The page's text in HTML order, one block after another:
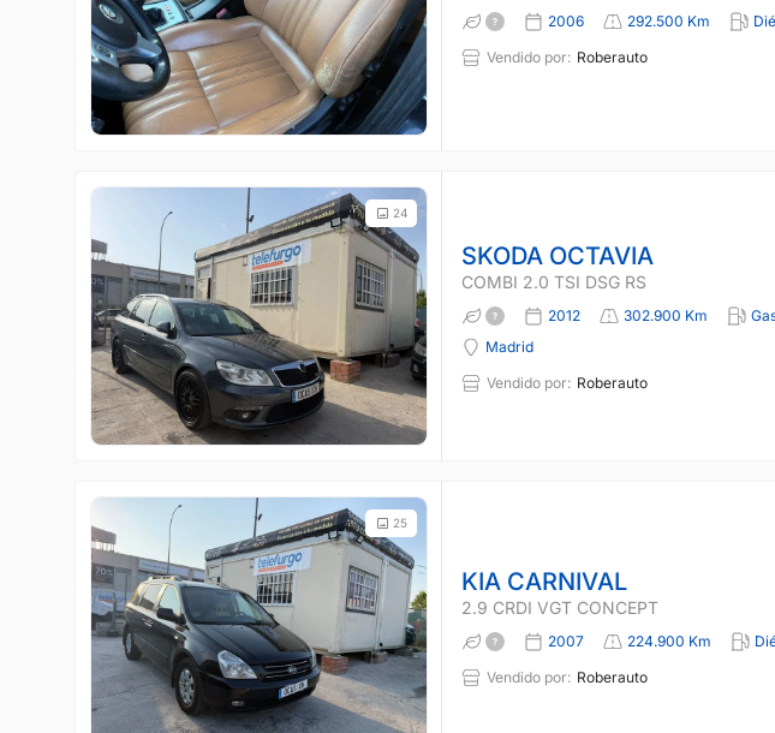
2006 292.500 Km
Vendido por: Roberauto
24
SKODA OCTAVIA
COMBI 2.0 TSI DSG RS
2012 302.900 Km
Madrid
Vendido por: Roberauto
25
KIA CARNIVAL
2.9 CRDI VGT CONCEPT
2007 224.900 Km
Vendido por: Roberauto